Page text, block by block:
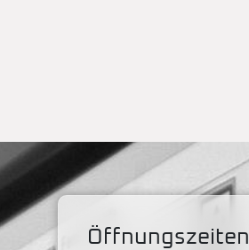
Öffnungszeiten